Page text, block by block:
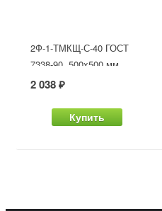
2Ф-1-ТМКЩ-С-40 ГОСТ
7338-90, 500x500 мм
2 038 ₽
Купить